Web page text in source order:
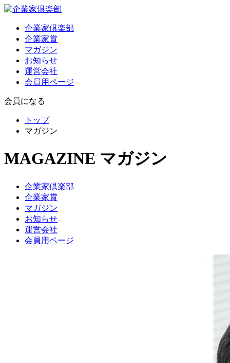
企業家倶楽部
企業家賞
マガジン
お知らせ
運営会社
会員用ページ
会員になる
トップ
マガジン
MAGAZINE マガジン
企業家倶楽部
企業家賞
マガジン
お知らせ
運営会社
会員用ページ